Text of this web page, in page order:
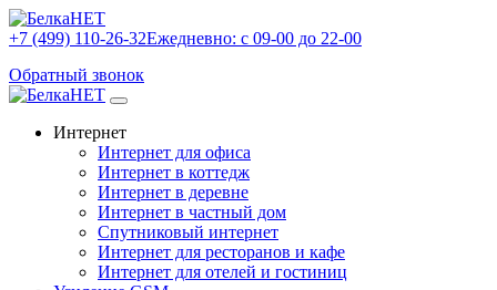
+7 (499) 110-26-32Ежедневно: с 09-00 до 22-00
Обратный звонок
Интернет
Интернет для офиса
Интернет в коттедж
Интернет в деревне
Интернет в частный дом
Спутниковый интернет
Интернет для ресторанов и кафе
Интернет для отелей и гостиниц